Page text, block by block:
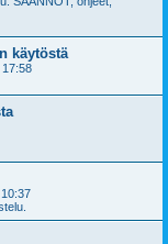
käytöstä
17:58